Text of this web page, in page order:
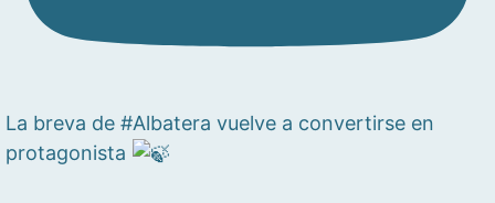
La breva de #Albatera vuelve a convertirse en
protagonista